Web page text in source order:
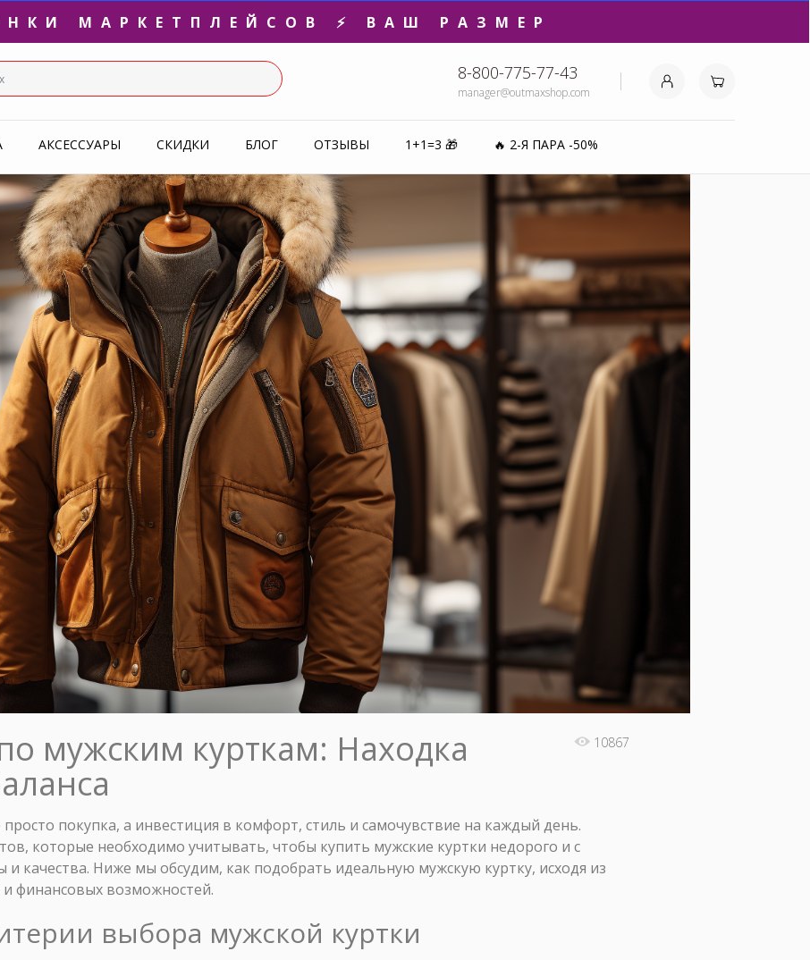
3-Я ПАРА В ПОДАРОК 🎁
РАЗМЕРЫ ОТ 1500₽⚡️ 8-800-775-77-43
manager@outmaxshop.com
АКСЕССУАРЫ СКИДКИ БЛОГ ОТЗЫВЫ 1+1=3 🎁 🔥 2-Я ПАРА -50%
мужским курткам: Находка 10867
покупка, а инвестиция в комфорт, стиль и самочувствие на каждый день.
которые необходимо учитывать, чтобы купить мужские куртки недорого и с
качества. Ниже мы обсудим, как подобрать идеальную мужскую куртку, исходя из
финансовых возможностей.
выбора мужской куртки